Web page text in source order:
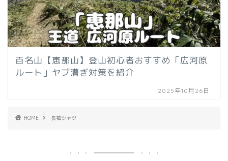
百名山【恵那山】登山初心者おすすめ「広河原
ルート」ヤブ漕ぎ対策を紹介
2025年10月26日
HOME 長袖シャツ